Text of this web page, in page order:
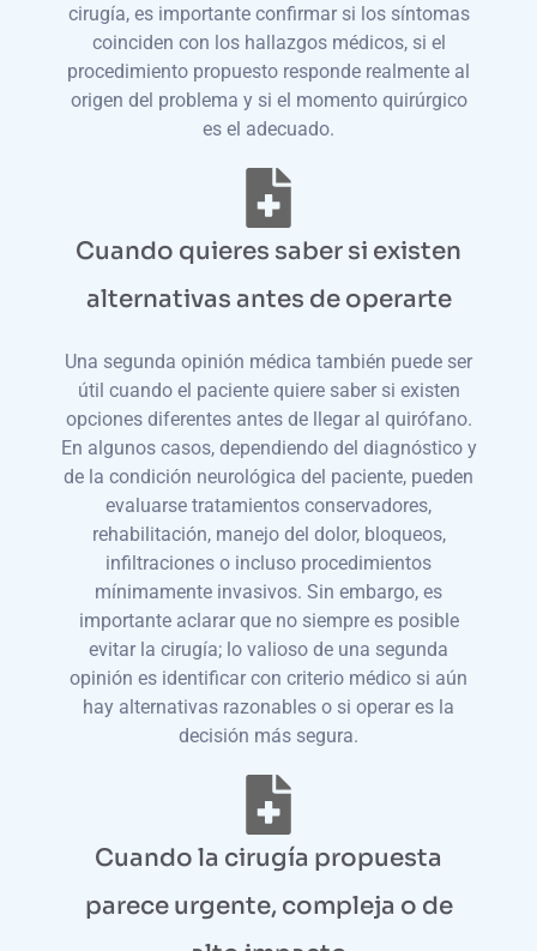
cirugía, es importante confirmar si los síntomas
coinciden con los hallazgos médicos, si el
procedimiento propuesto responde realmente al
origen del problema y si el momento quirúrgico
es el adecuado.
Cuando quieres saber si existen
alternativas antes de operarte
Una segunda opinión médica también puede ser
útil cuando el paciente quiere saber si existen
opciones diferentes antes de llegar al quirófano.
En algunos casos, dependiendo del diagnóstico y
de la condición neurológica del paciente, pueden
evaluarse tratamientos conservadores,
rehabilitación, manejo del dolor, bloqueos,
infiltraciones o incluso procedimientos
mínimamente invasivos. Sin embargo, es
importante aclarar que no siempre es posible
evitar la cirugía; lo valioso de una segunda
opinión es identificar con criterio médico si aún
hay alternativas razonables o si operar es la
decisión más segura.
Cuando la cirugía propuesta
parece urgente, compleja o de